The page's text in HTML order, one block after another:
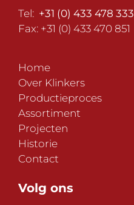
Tel: +31 (0) 433 478 333
Fax: +31 (0) 433 470 851
Home
Over Klinkers
Productieproces
Assortiment
Projecten
Historie
Contact
Volg ons